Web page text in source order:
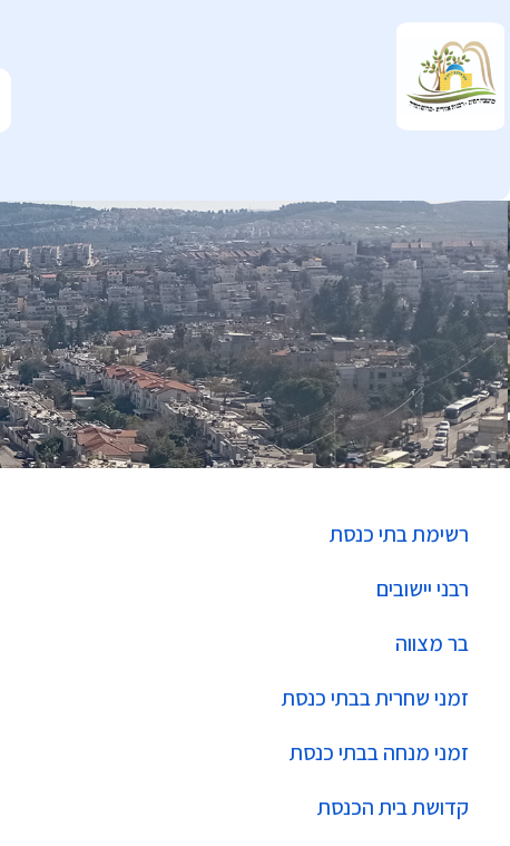
רשימת בתי כנסת
רבני יישובים
בר מצווה
זמני שחרית בבתי כנסת
זמני מנחה בבתי כנסת
קדושת בית הכנסת